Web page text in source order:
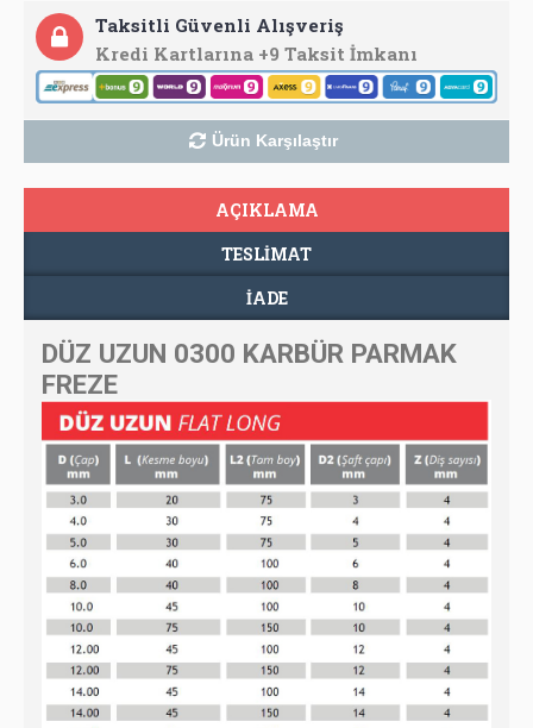
Taksitli Güvenli Alışveriş
Kredi Kartlarına +9 Taksit İmkanı
Ürün Karşılaştır
AÇIKLAMA
TESLIMAT
İADE
DÜZ UZUN 0300 KARBÜR PARMAK
FREZE